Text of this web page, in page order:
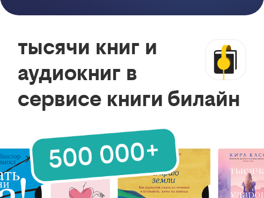
тысячи книг и
аудиокниг в
сервисе книги билайн